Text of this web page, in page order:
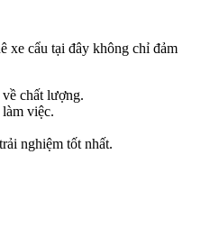
xe cẩu tại đây không chỉ đảm
chất lượng.
việc.
nghiệm tốt nhất.